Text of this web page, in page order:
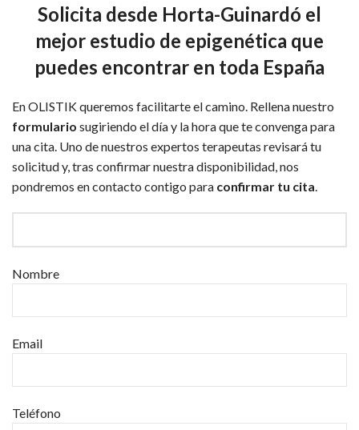
Solicita desde Horta-Guinardó el
mejor estudio de epigenética que
puedes encontrar en toda España
En OLISTIK queremos facilitarte el camino. Rellena nuestro
formulario sugiriendo el día y la hora que te convenga para
una cita. Uno de nuestros expertos terapeutas revisará tu
solicitud y, tras confirmar nuestra disponibilidad, nos
pondremos en contacto contigo para confirmar tu cita.
Nombre
Email
Teléfono